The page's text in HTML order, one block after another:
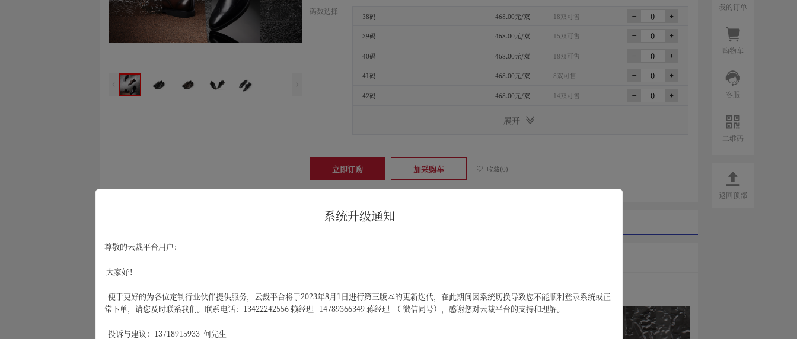
系统升级通知
尊敬的云裁平台用户：
大家好！
便于更好的为各位定制行业伙伴提供服务，云裁平台将于2023年8月1日进行第三版本的更新迭代，在此期间因系统切换导致您不能顺利登录系统或正
常下单，请您及时联系我们。联系电话：13422242556 赖经理 14789366349 蒋经理 （ 微信同号），感谢您对云裁平台的支持和理解。
投诉与建议：13718915933 何先生
码数选择
38码 468.00元/双 18双可售
39码 468.00元/双 15双可售
40码 468.00元/双 18双可售
41码 468.00元/双 8双可售
42码 468.00元/双 14双可售
展开
立即订购 加采购车 收藏(0)
现货产品
店铺商品排行榜
我的订单
购物车
客服
二维码
返回顶部